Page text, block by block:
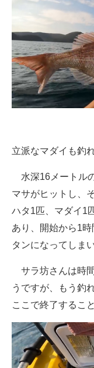
立派なマダイも釣
水深16メートル
マサがヒットし、
ハタ1匹、マダイ1
あり、開始から1
タンになってしま
サラ坊さんは時
うですが、もう釣
ここで終了するこ